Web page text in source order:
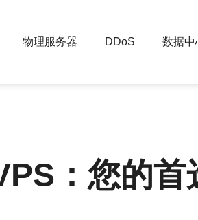
物理服务器 DDoS 数据中
：您的